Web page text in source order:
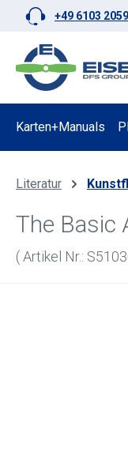
Hauptinhalt
Zur Suche springen
Zur +49 6103
Karten+Manuals
Literatur
The Basic
( Artikel Nr.: